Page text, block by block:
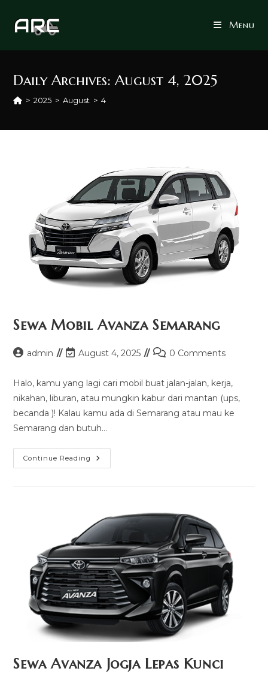
Menu
Daily Archives: August 4, 2025
> 2025 > August > 4
Sewa Mobil Avanza Semarang
Postadmin
Post
modified:
August 4, 2025
Post0 Comments
Halo, kamu yang lagi cari mobil buat jalan-jalan, kerja,
nikahan, liburan, atau mungkin kabur dari mantan (ups,
becanda )! Kalau kamu ada di Semarang atau mau ke
Semarang dan butuh…
Continue Reading Sewa
Mobil
Sewa Avanza Jogja Lepas Kunci